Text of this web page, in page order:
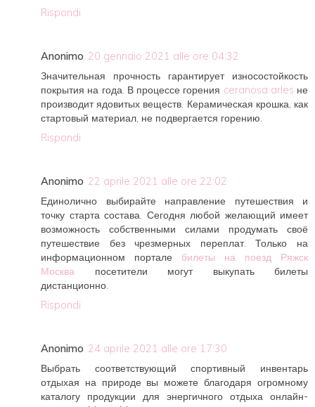
Rispondi
Anonimo 20 gennaio 2021 alle ore 04:32
Значительная прочность гарантирует износостойкость
покрытия на года. В процессе горения ceranosa arles не
производит ядовитых веществ. Керамическая крошка, как
стартовый материал, не подвергается горению.
Rispondi
Anonimo 22 aprile 2021 alle ore 22:02
Единолично выбирайте направление путешествия и
точку старта состава. Сегодня любой желающий имеет
возможность собственными силами продумать своё
путешествие без чрезмерных переплат. Только на
информационном портале билеты на поезд Ряжск
Москва посетители могут выкупать билеты
дистанционно.
Rispondi
Anonimo 24 aprile 2021 alle ore 17:30
Выбрать соответствующий спортивный инвентарь
отдыхая на природе вы можете благодаря огромному
каталогу продукции для энергичного отдыха онлайн-